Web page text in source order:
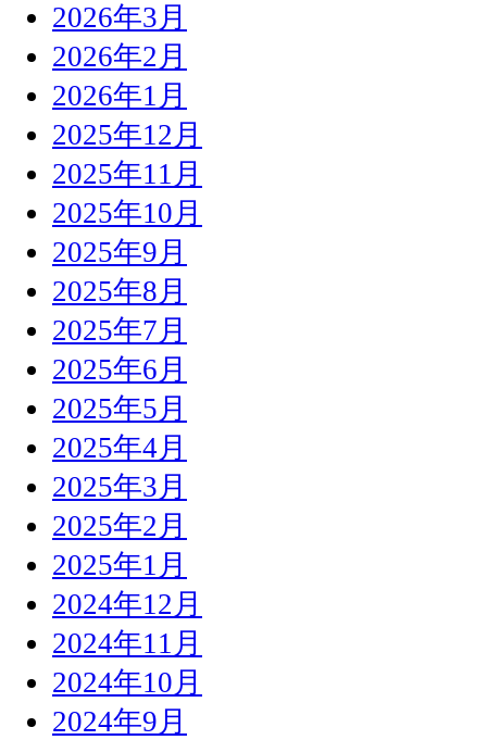
2026年3月
2026年2月
2026年1月
2025年12月
2025年11月
2025年10月
2025年9月
2025年8月
2025年7月
2025年6月
2025年5月
2025年4月
2025年3月
2025年2月
2025年1月
2024年12月
2024年11月
2024年10月
2024年9月